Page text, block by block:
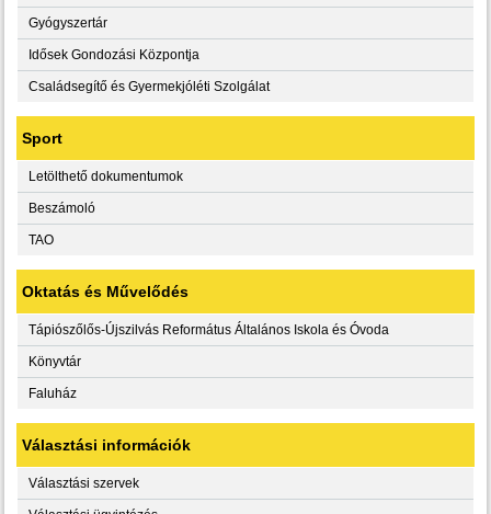
Gyógyszertár
Idősek Gondozási Központja
Családsegítő és Gyermekjóléti Szolgálat
Sport
Letölthető dokumentumok
Beszámoló
TAO
Oktatás és Művelődés
Tápiószőlős-Újszilvás Református Általános Iskola és Óvoda
Könyvtár
Faluház
Választási információk
Választási szervek